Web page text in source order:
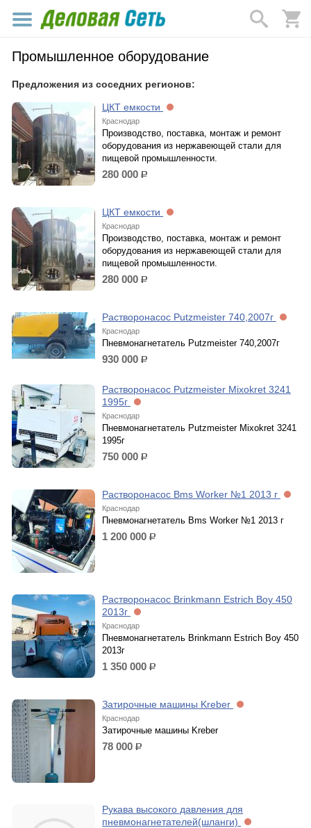
Промышленное оборудование
Предложения из соседних регионов:
ЦКТ емкости
Краснодар
Производство, поставка, монтаж и ремонт
оборудования из нержавеющей стали для
пищевой промышленности.
280 000 р.
ЦКТ емкости
Краснодар
Производство, поставка, монтаж и ремонт
оборудования из нержавеющей стали для
пищевой промышленности.
280 000 р.
Растворонасос Putzmeister 740,2007г
Краснодар
Пневмонагнетатель Putzmeister 740,2007г
930 000 р.
Растворонасос Putzmeister Mixokret 3241
1995г
Краснодар
Пневмонагнетатель Putzmeister Mixokret 3241
1995г
750 000 р.
Растворонасос Bms Worker №1 2013 г
Краснодар
Пневмонагнетатель Bms Worker №1 2013 г
1 200 000 р.
Растворонасос Brinkmann Estrich Boy 450
2013г
Краснодар
Пневмонагнетатель Brinkmann Estrich Boy 450
2013г
1 350 000 р.
Затирочные машины Kreber
Краснодар
Затирочные машины Kreber
78 000 р.
Рукава высокого давления для
пневмонагнетателей(шланги)